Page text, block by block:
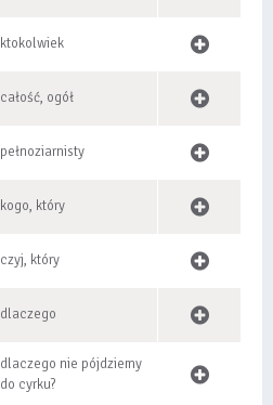
ktokolwiek
całość, ogół
pełnoziarnisty
kogo, który
czyj, który
dlaczego
dlaczego nie pójdziemy
do cyrku?